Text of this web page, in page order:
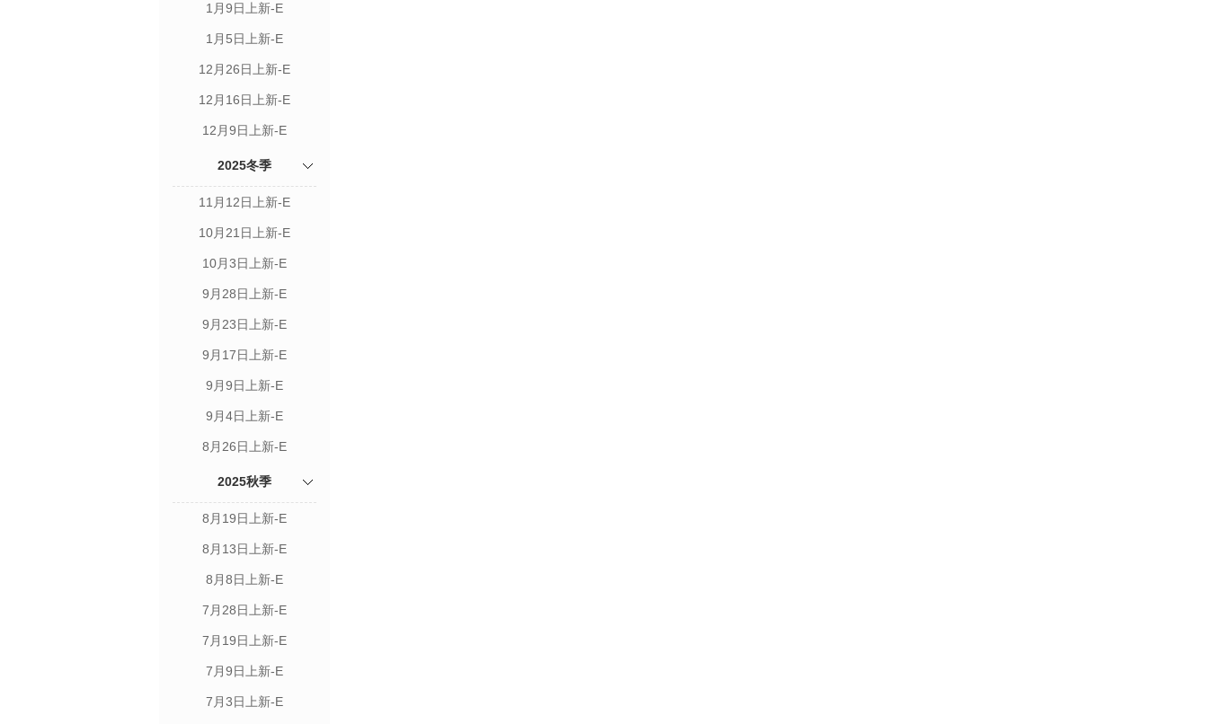
1月9日上新-E
1月5日上新-E
12月26日上新-E
12月16日上新-E
12月9日上新-E
2025冬季
11月12日上新-E
10月21日上新-E
10月3日上新-E
9月28日上新-E
9月23日上新-E
9月17日上新-E
9月9日上新-E
9月4日上新-E
8月26日上新-E
2025秋季
8月19日上新-E
8月13日上新-E
8月8日上新-E
7月28日上新-E
7月19日上新-E
7月9日上新-E
7月3日上新-E